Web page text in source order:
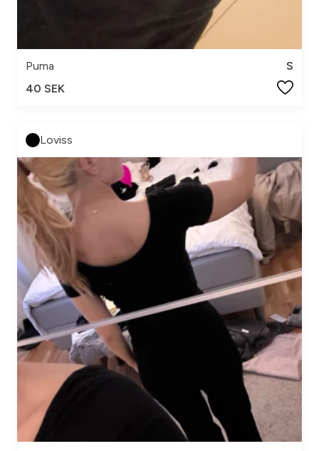
Puma
S
40 SEK
Loviss